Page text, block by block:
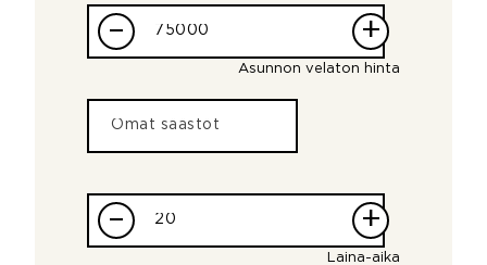
– +
Asunnon velaton hinta
– +
Laina-aika